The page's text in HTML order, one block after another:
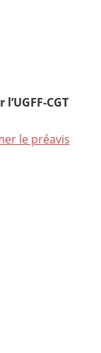
CGT
le préavis